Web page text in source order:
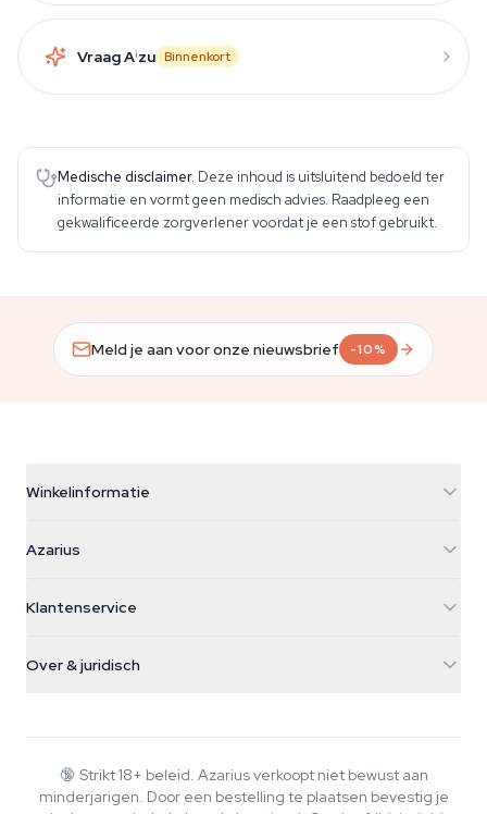
Vraag Aizu Binnenkort
Medische disclaimer. Deze inhoud is uitsluitend bedoeld ter
informatie en vormt geen medisch advies. Raadpleeg een
gekwalificeerde zorgverlener voordat je een stof gebruikt.
Meld je aan voor onze nieuwsbrief -10%
Winkelinformatie
Galvaniweg 11
Nederland
+31(0)204897914
Azarius
Smokeshop
Klantenservice
Retourbeleid
Veelgestelde vragen
Over & juridisch
Wiki
Muziek
🔞 Strikt 18+ beleid. Azarius verkoopt niet bewust aan
minderjarigen. Door een bestelling te plaatsen bevestig je